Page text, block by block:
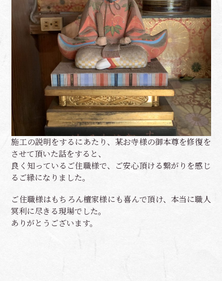
施工の説明をするにあたり、某お寺様の御本尊を修復を
させて頂いた話をすると、
良く知っているご住職様で、ご安心頂ける繋がりを感じ
るご縁になりました。
ご住職様はもちろん檀家様にも喜んで頂け、本当に職人
冥利に尽きる現場でした。
ありがとうございます。